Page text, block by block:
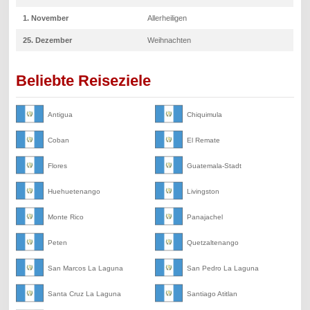
1. November Allerheiligen
25. Dezember Weihnachten
Beliebte Reiseziele
Antigua Chiquimula
Coban El Remate
Flores Guatemala-Stadt
Huehuetenango Livingston
Monte Rico Panajachel
Peten Quetzaltenango
San Marcos La Laguna San Pedro La Laguna
Santa Cruz La Laguna Santiago Atitlan